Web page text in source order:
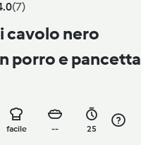
(7)
cavolo nero
porro e pancetta
facile -- 25